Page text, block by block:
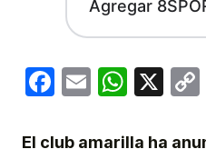
Agregar
Facebook
Email X
El club amarilla ha